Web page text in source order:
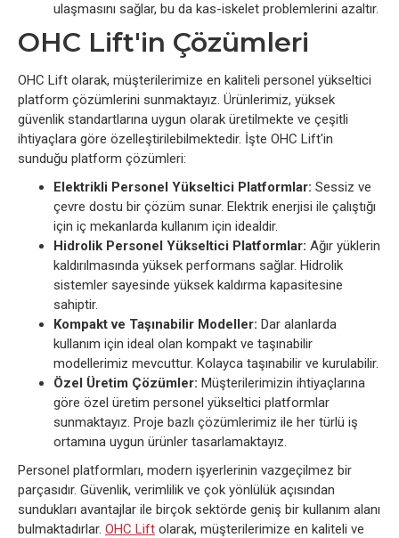
ulaşmasını sağlar, bu da kas-iskelet problemlerini azaltır.
OHC Lift'in Çözümleri
OHC Lift olarak, müşterilerimize en kaliteli personel yükseltici
platform çözümlerini sunmaktayız. Ürünlerimiz, yüksek
güvenlik standartlarına uygun olarak üretilmekte ve çeşitli
ihtiyaçlara göre özelleştirilebilmektedir. İşte OHC Lift'in
sunduğu platform çözümleri:
Elektrikli Personel Yükseltici Platformlar: Sessiz ve
çevre dostu bir çözüm sunar. Elektrik enerjisi ile çalıştığı
için iç mekanlarda kullanım için idealdir.
Hidrolik Personel Yükseltici Platformlar: Ağır yüklerin
kaldırılmasında yüksek performans sağlar. Hidrolik
sistemler sayesinde yüksek kaldırma kapasitesine
sahiptir.
Kompakt ve Taşınabilir Modeller: Dar alanlarda
kullanım için ideal olan kompakt ve taşınabilir
modellerimiz mevcuttur. Kolayca taşınabilir ve kurulabilir.
Özel Üretim Çözümler: Müşterilerimizin ihtiyaçlarına
göre özel üretim personel yükseltici platformlar
sunmaktayız. Proje bazlı çözümlerimiz ile her türlü iş
ortamına uygun ürünler tasarlamaktayız.
Personel platformları, modern işyerlerinin vazgeçilmez bir
parçasıdır. Güvenlik, verimlilik ve çok yönlülük açısından
sundukları avantajlar ile birçok sektörde geniş bir kullanım alanı
bulmaktadırlar. OHC Lift olarak, müşterilerimize en kaliteli ve